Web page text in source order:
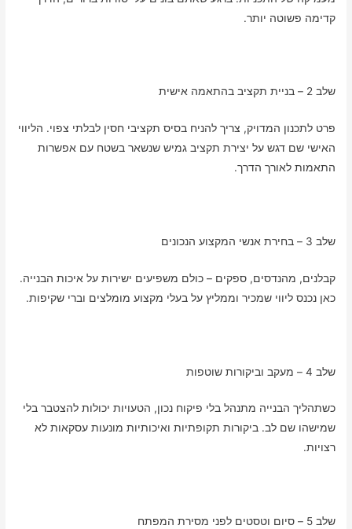
קדימה פשוטה יותר.
שלב 2 – בניית תקציב בהתאמה אישית
פרט לתכנון המדויק, צריך להניח בסיס תקציבי חסין לבלתי צפוי. הליווי
האישי שם דגש על יצירת תקציב גמיש שנשאר בשטח עם אפשרות
התאמות לאורך הדרך.
שלב 3 – בחירת אנשי המקצוע הנכונים
קבלנים, מהנדסים, ספקים – כולם משפיעים ישירות על איכות הבנייה.
כאן נכנס ליווי שמכיר וממליץ על בעלי מקצוע מומלצים וברי שקיפות.
שלב 4 – מעקב וביקורות שוטפות
כשתהליך הבנייה מתנהל בלי פיקוח נכון, הטעויות יכולות להצטבר בלי
שמישהו שם לב. ביקורות תקופתיות ואיכותיות מונעות עסקאות לא
רצויות.
שלב 5 – סיום וטסטים לפני מסירת המפתח